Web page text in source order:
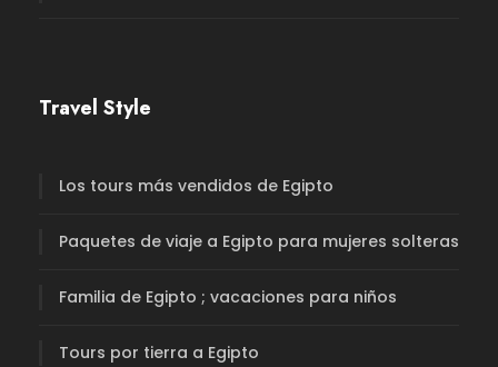
Travel Style
Los tours más vendidos de Egipto
Paquetes de viaje a Egipto para mujeres solteras
Familia de Egipto ; vacaciones para niños
Tours por tierra a Egipto